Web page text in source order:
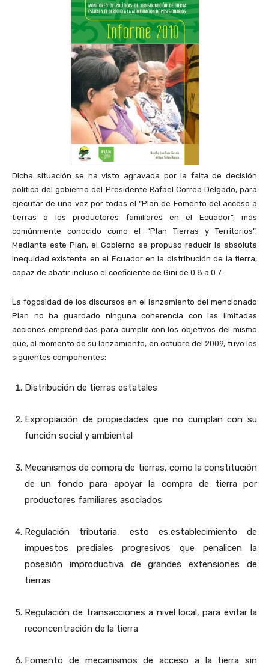
Dicha situación se ha visto agravada por la falta de decisión
política del gobierno del Presidente Rafael Correa Delgado, para
ejecutar de una vez por todas el “Plan de Fomento del acceso a
tierras a los productores familiares en el Ecuador”, más
comúnmente conocido como el “Plan Tierras y Territorios”.
Mediante este Plan, el Gobierno se propuso reducir la absoluta
inequidad existente en el Ecuador en la distribución de la tierra,
capaz de abatir incluso el coeficiente de Gini de 0.8 a 0.7.
La fogosidad de los discursos en el lanzamiento del mencionado
Plan no ha guardado ninguna coherencia con las limitadas
acciones emprendidas para cumplir con los objetivos del mismo
que, al momento de su lanzamiento, en octubre del 2009, tuvo los
siguientes componentes:
Distribución de tierras estatales
Expropiación de propiedades que no cumplan con su
función social y ambiental
Mecanismos de compra de tierras, como la constitución
de un fondo para apoyar la compra de tierra por
productores familiares asociados
Regulación tributaria, esto es,establecimiento de
impuestos prediales progresivos que penalicen la
posesión improductiva de grandes extensiones de
tierras
Regulación de transacciones a nivel local, para evitar la
reconcentración de la tierra
Fomento de mecanismos de acceso a la tierra sin